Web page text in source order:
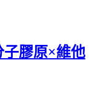
子膠原×維他